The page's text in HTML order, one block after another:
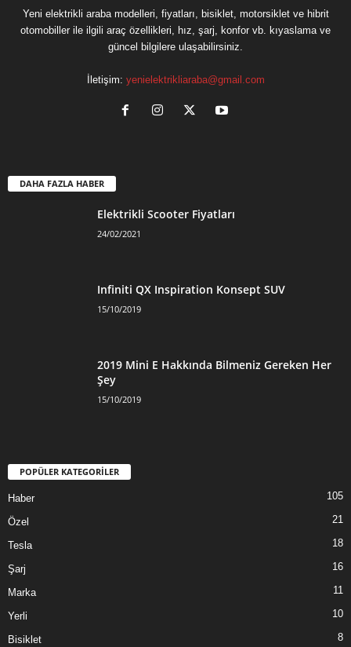
Yeni elektrikli araba modelleri, fiyatları, bisiklet, motorsiklet ve hibrit
otomobiller ile ilgili araç özellikleri, hız, şarj, konfor vb. kıyaslama ve
güncel bilgilere ulaşabilirsiniz.
İletişim: yenielektrikliaraba@gmail.com
DAHA FAZLA HABER
Elektrikli Scooter Fiyatları
24/02/2021
Infiniti QX Inspiration Konsept SUV
15/10/2019
2019 Mini E Hakkında Bilmeniz Gereken Her
Şey
15/10/2019
POPÜLER KATEGORİLER
Haber 105
Özel 21
Tesla 18
Şarj 16
Marka 11
Yerli 10
Bisiklet 8